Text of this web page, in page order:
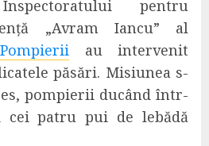
pentru
„Avram Iancu” al
au intervenit
păsări. Misiunea s-
pompierii ducând într-
ceipatru pui de lebădă